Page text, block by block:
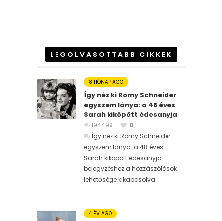
LEGOLVASOTTABB CIKKEK
8 HÓNAP AGO
Így néz ki Romy Schneider
egyszem lánya: a 48 éves
Sarah kiköpött édesanyja
194499
0
Így néz ki Romy Schneider
egyszem lánya: a 48 éves
Sarah kiköpött édesanyja
bejegyzéshez a hozzászólások
lehetősége kikapcsolva
4 ÉV AGO